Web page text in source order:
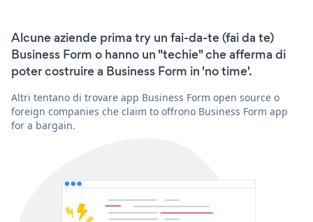
Alcune aziende prima try un fai-da-te (fai da te)
Business Form o hanno un "techie" che afferma di
poter costruire a Business Form in 'no time'.
Altri tentano di trovare app Business Form open source o
foreign companies che claim to offrono Business Form app
for a bargain.